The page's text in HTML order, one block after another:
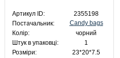
Артикул ID:
2355198
Постачальник:
Candy bags
Колір:
чорний
Штук в упаковці:
1
Розміри:
23*20*7.5